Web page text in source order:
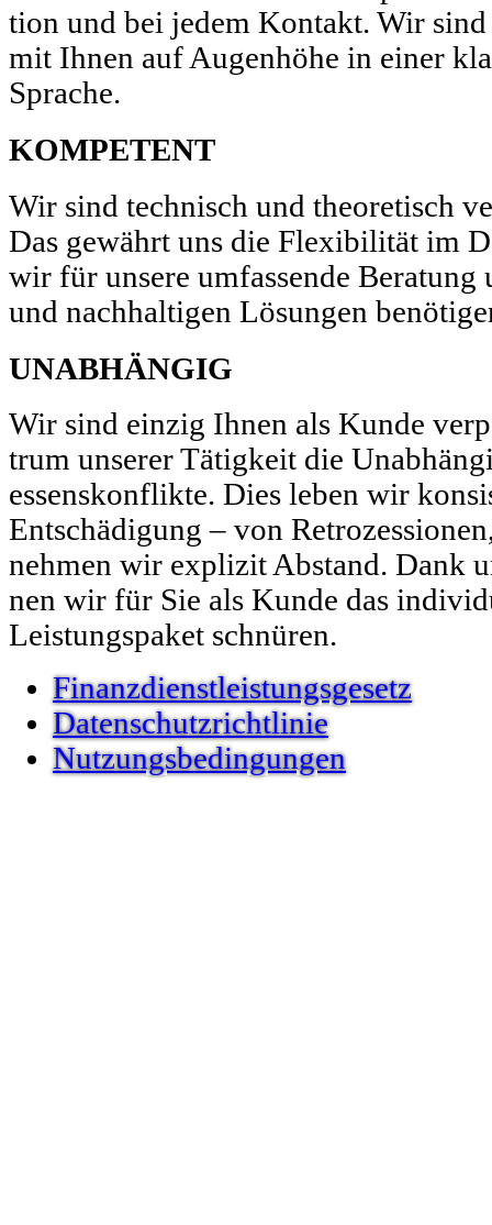
tion und bei jedem Kon­takt. Wir
mit Ihnen auf Augen­höhe in ein­er
Sprache.
KOMPETENT
Wir sind tech­nisch und the­o­retisch
Das gewährt uns die Flex­i­bil­ität im
wir für unsere umfassende Beratung
und nach­halti­gen Lösun­gen
UNABHÄNGIG
Wir sind einzig Ihnen als Kunde
trum unser­er Tätigkeit die
essen­skon­flik­te. Dies leben wir
Entschädi­gung – von
nehmen wir expliz­it Abstand. Dank
nen wir für Sie als Kunde das
Leis­tungspaket schnüren.
Finanzdienstleistungsgesetz
Datenschutzrichtlinie
Nutzungsbedingungen